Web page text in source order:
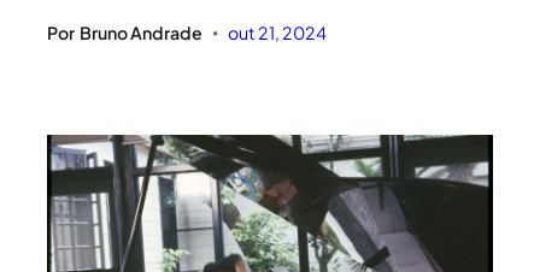
Por Bruno Andrade • out 21, 2024